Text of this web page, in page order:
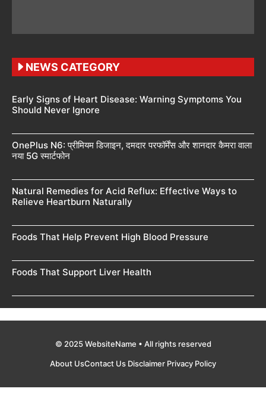
NEWS CATEGORY
Early Signs of Heart Disease: Warning Symptoms You
Should Never Ignore
OnePlus N6: प्रीमियम डिजाइन, दमदार परफॉर्मेंस और शानदार कैमरा वाला
नया 5G स्मार्टफोन
Natural Remedies for Acid Reflux: Effective Ways to
Relieve Heartburn Naturally
Foods That Help Prevent High Blood Pressure
Foods That Support Liver Health
© 2025 WebsiteName • All rights reserved
About UsContact Us Disclaimer Privacy Policy